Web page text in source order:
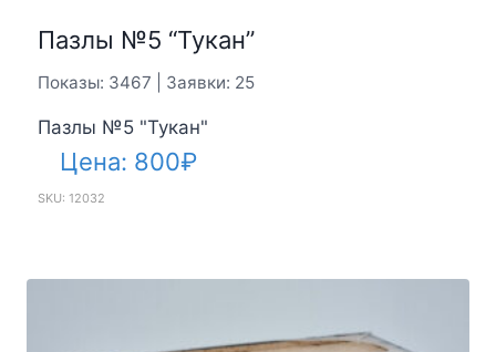
Пазлы №5 “Тукан”
Показы: 3467 | Заявки: 25
Пазлы №5 "Тукан"
Цена: 800₽
SKU: 12032